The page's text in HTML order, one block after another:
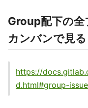
Group配下の
カンバンで見る
https://
d.html#group-